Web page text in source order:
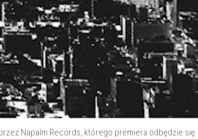
Napalm Records, którego premiera odbędzie się